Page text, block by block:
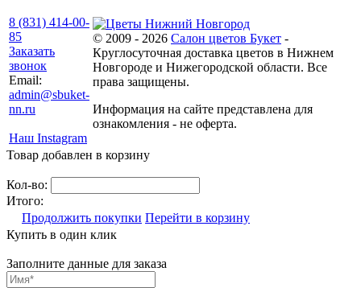
8 (831) 414-00-
85
Заказать
звонок
Email:
admin@sbuket-
nn.ru
Наш Instagram
© 2009 - 2026 Салон цветов Букет -
Круглосуточная доставка цветов в Нижнем
Новгороде и Нижегородской области. Все
права защищены.
Информация на сайте представлена для
ознакомления - не оферта.
Товар добавлен в корзину
Кол-во:
Итого:
Продолжить покупки Перейти в корзину
Купить в один клик
Заполните данные для заказа